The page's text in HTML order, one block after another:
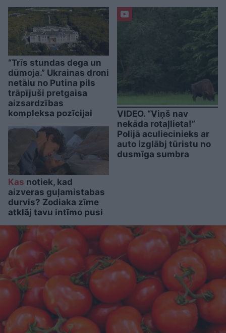
“Trīs stundas dega un
dūmoja.” Ukrainas droni
netālu no Putina pils
trāpījuši pretgaisa
aizsardzības
kompleksa pozīcijai
Kas notiek, kad
aizveras guļamistabas
durvis? Zodiaka zīme
atklāj tavu intīmo pusi
VIDEO. “Viņš nav
nekāda rotaļlieta!”
Polijā aculiecinieks ar
auto izglābj tūristu no
dusmīga sumbra